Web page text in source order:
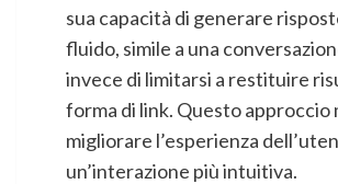
sua capacità di generare
fluido, simile a una
invece di limitarsi a restituire
forma di link. Questo approccio
migliorare l’esperienza
un’interazione più intuitiva.